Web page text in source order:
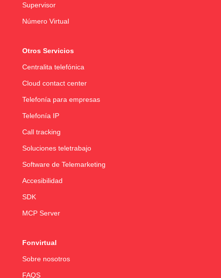
Supervisor
Número Virtual
Otros Servicios
Centralita telefónica
Cloud contact center
Telefonía para empresas
Telefonía IP
Call tracking
Soluciones teletrabajo
Software de Telemarketing
Accesibilidad
SDK
MCP Server
Fonvirtual
Sobre nosotros
FAQS